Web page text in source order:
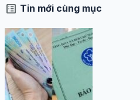
list_alt Tin mới cùng mục